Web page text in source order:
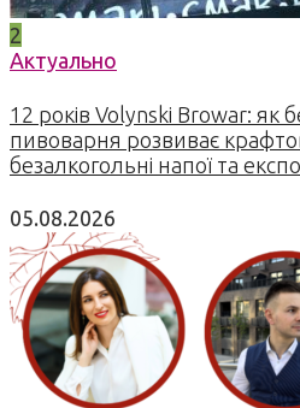
2
Актуально
12 років Volynski Browar: як
пивоварня розвиває
безалкогольні напої та
05.08.2026